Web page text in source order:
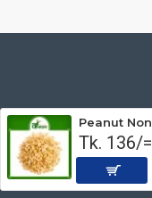
Tk. 136/=